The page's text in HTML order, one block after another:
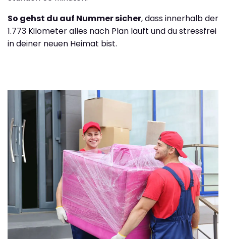
So gehst du auf Nummer sicher, dass innerhalb der
1.773 Kilometer alles nach Plan läuft und du stressfrei
in deiner neuen Heimat bist.